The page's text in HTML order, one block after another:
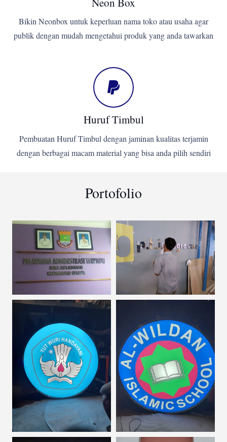
Bikin Neonbox untuk keperluan nama toko atau usaha agar
publik dengan mudah mengetahui produk yang anda tawarkan
Huruf Timbul
Pembuatan Huruf Timbul dengan jaminan kualitas terjamin
dengan berbagai macam material yang bisa anda pilih sendiri
Portofolio